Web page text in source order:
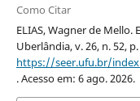
Como Citar
ELIAS, Wagner de Mello.
Uberlândia, v. 26, n. 52,
https://seer.ufu.br/
. Acesso em: 6 ago. 2026.